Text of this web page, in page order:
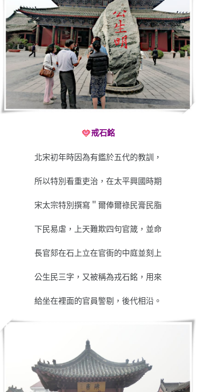
戒石銘
北宋初年時因為有鑑於五代的教訓，
所以特別看重吏治，在太平興國時期
宋太宗特別撰寫＂爾俸爾祿民膏民脂
下民易虐，上天難欺四句官箴，並命
長官郂在石上立在官衙的中庭並刻上
公生民三字，又被稱為戎石銘，用來
給坐在裡面的官員警剔，後代相沿。